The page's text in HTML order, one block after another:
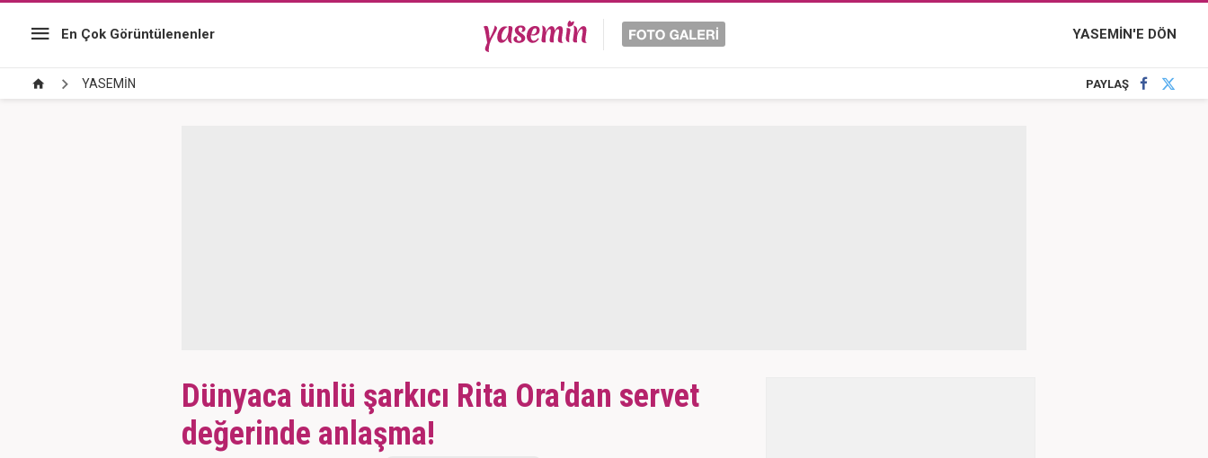
En Çok Görüntülenenler YASEMİN'E DÖN
YASEMİN PAYLAŞ
Dünyaca ünlü şarkıcı Rita Ora'dan servet
değerinde anlaşma!